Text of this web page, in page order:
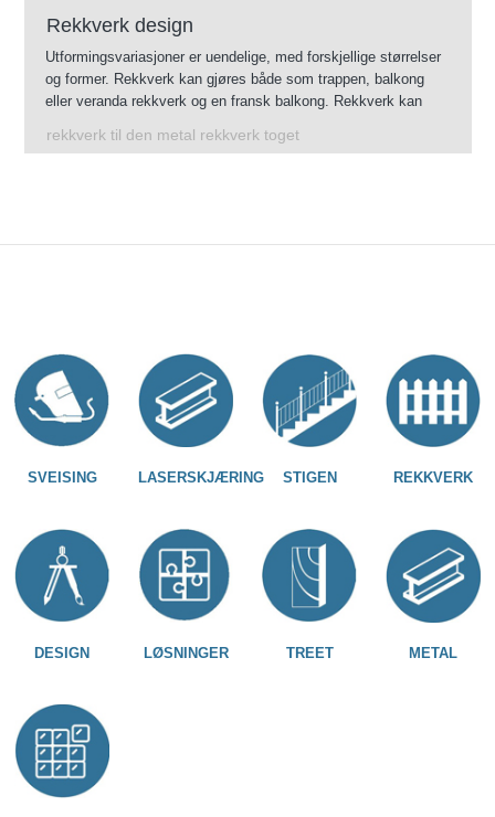
Rekkverk design
Utformingsvariasjoner er uendelige, med forskjellige størrelser
og former. Rekkverk kan gjøres både som trappen, balkong
eller veranda rekkverk og en fransk balkong. Rekkverk kan
fungere.
rekkverk til den metal rekkverk toget
SVEISING LASERSKJÆRING STIGEN REKKVERK
DESIGN LØSNINGER TREET METAL